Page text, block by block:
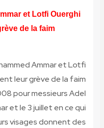
et Lotfi Ouerghi
de la faim
Ammar et Lotfi
leur grève de la faim
pour messieurs Adel
et le 3 juillet en ce qui
visages donnent des